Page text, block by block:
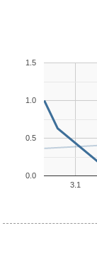
3.1
0.0
0.5
1.0
1.5